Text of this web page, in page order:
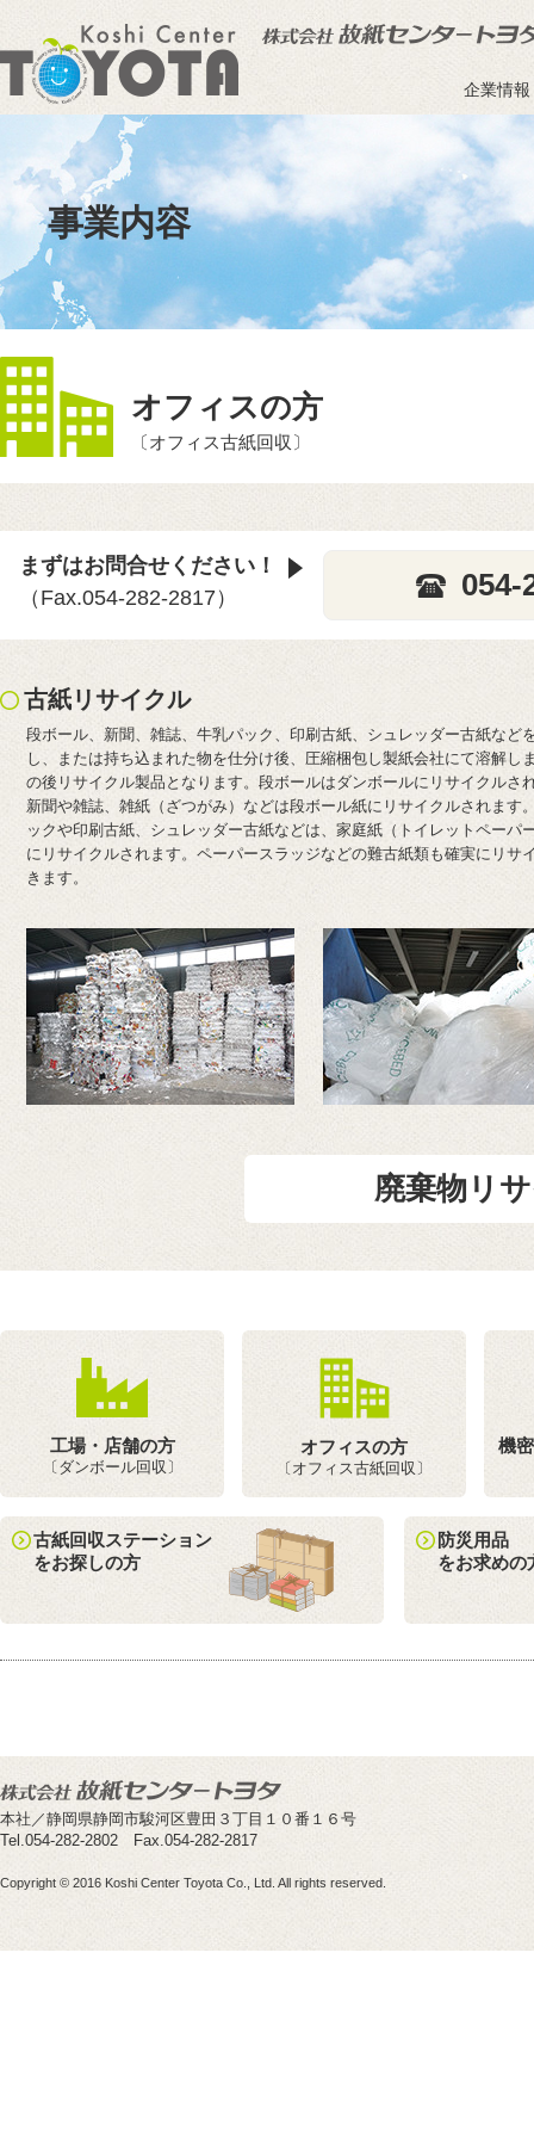
企業情報
事業内容
オフィスの方
〔オフィス古紙回収〕
まずはお問合せください！
（Fax.054-282-2817）
054-
古紙リサイクル
段ボール、新聞、雑誌、牛乳パック、印刷古紙、シュレッダー古紙など
し、または持ち込まれた物を仕分け後、圧縮梱包し製紙会社にて溶解し
の後リサイクル製品となります。段ボールはダンボールにリサイクルさ
新聞や雑誌、雑紙（ざつがみ）などは段ボール紙にリサイクルされます
ックや印刷古紙、シュレッダー古紙などは、家庭紙（トイレットペーパ
にリサイクルされます。ペーパースラッジなどの難古紙類も確実にリサ
きます。
廃棄物リ
工場・店舗の方
〔ダンボール回収〕
オフィスの方
〔オフィス古紙回収〕
機
古紙回収ステーション
をお探しの方
防災用品
をお求めの
本社／静岡県静岡市駿河区豊田３丁目１０番１６号
Tel.054-282-2802 Fax.054-282-2817
Copyright © 2016 Koshi Center Toyota Co., Ltd. All rights reserved.